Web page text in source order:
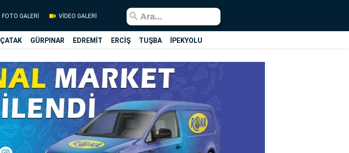
FOTO GALERİ VİDEO GALERİ
ÇATAK GÜRPINAR EDREMİT ERCİŞ TUŞBA İPEKYOLU